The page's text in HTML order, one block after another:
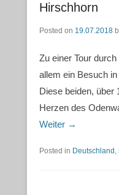
Hirschhorn
Posted on 19.07.2018
Zu einer Tour
allem ein Besuch
Diese beiden, über
Herzen des
Weiter →
Posted in Deutschland ,